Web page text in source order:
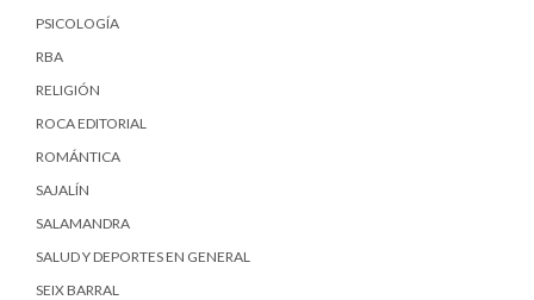
PSICOLOGÍA
RBA
RELIGIÓN
ROCA EDITORIAL
ROMÁNTICA
SAJALÍN
SALAMANDRA
SALUD Y DEPORTES EN GENERAL
SEIX BARRAL